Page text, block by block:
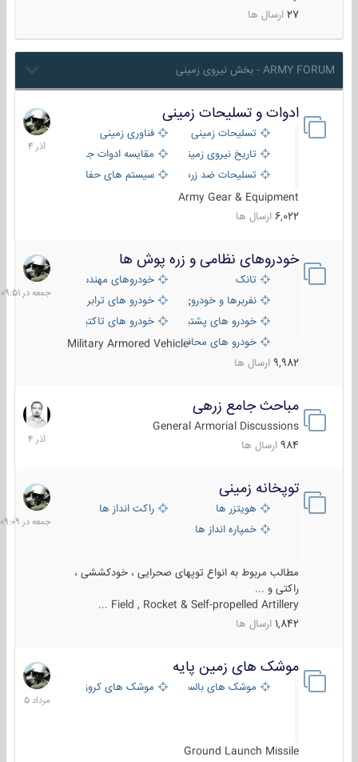
27 ارسال ها
ARMY FORUM - بخش نیروی زمینی
ادوات و تسلیحات زمینی
تسلیحات زمینی
فناوری زمینی
تاریخ نیروی زمینی
مقایسه ادوات جنگی
تسلیحات ضد زره
سیستم های حفاظت فعال
Army Gear & Equipment
6,022 ارسال ها
21
آذر
1404
خودروهای نظامی و زره پوش ها
تانک
خودروهای مهندسی
نفربرها و خودروی های رزمی پیاده نظام
خودرو های ترابری نظامی
خودرو های پشتیبانی آتش ، شناسایی و ضد تانک
خودرو های تاکتیکی نظامی
خودرو های محافظت شدهMilitary Armored Vehicle
9,982 ارسال ها
جمعه
در
09:51
مباحث جامع زرهی
General Armorial Discussions
984 ارسال ها
7
آذر
1404
توپخانه زمینی
هویتزر ها
راکت انداز ها
خمپاره انداز ها
مطالب مربوط به انواع توپهای صحرایی ، خودکششی ،
راکتی و ...
Field , Rocket & Self-propelled Artillery ...
1,842 ارسال ها
جمعه
در
09:09
موشک های زمین پایه
موشک های بالستیک موشک های کروز
Ground Launch Missile
2
مرداد
1405